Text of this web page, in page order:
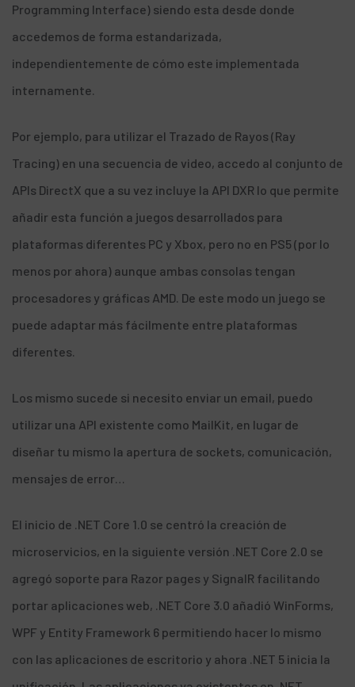
Programming Interface) siendo esta desde donde
accedemos de forma estandarizada,
independientemente de cómo este implementada
internamente.
Por ejemplo, para utilizar el Trazado de Rayos (Ray
Tracing) en una secuencia de video, accedo al conjunto de
APIs DirectX que a su vez incluye la API DXR lo que permite
añadir esta función a juegos desarrollados para
plataformas diferentes PC y Xbox, pero no en PS5 (por lo
menos por ahora) aunque ambas consolas tengan
procesadores y gráficas AMD. De este modo un juego se
puede adaptar más fácilmente entre plataformas
diferentes.
Los mismo sucede si necesito enviar un email, puedo
utilizar una API existente como MailKit, en lugar de
diseñar tu mismo la apertura de sockets, comunicación,
mensajes de error…
El inicio de .NET Core 1.0 se centró la creación de
microservicios, en la siguiente versión .NET Core 2.0 se
agregó soporte para Razor pages y SignalR facilitando
portar aplicaciones web, .NET Core 3.0 añadió WinForms,
WPF y Entity Framework 6 permitiendo hacer lo mismo
con las aplicaciones de escritorio y ahora .NET 5 inicia la